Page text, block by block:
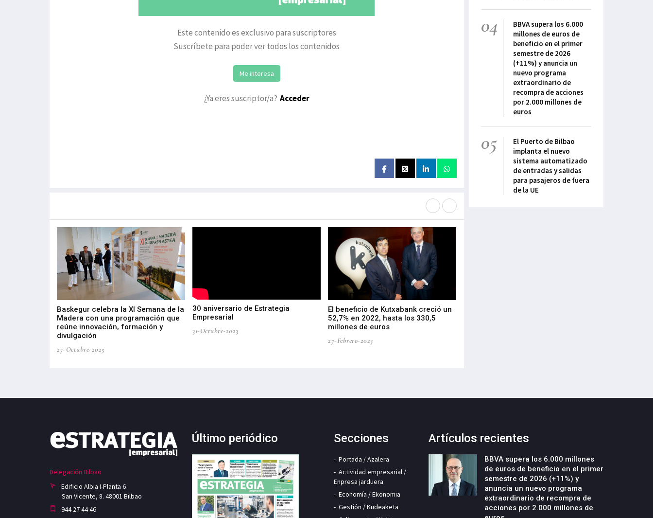
Este contenido es exclusivo para suscriptores
Suscríbete para poder ver todos los contenidos
Me interesa
¿Ya eres suscriptor/a? Acceder
Baskegur celebra la XI Semana de la
Madera con una programación que
reúne innovación, formación y
divulgación
27-Octubre-2025
30 aniversario de Estrategia
Empresarial
31-Octubre-2023
El beneficio de Kutxabank creció un
52,7% en 2022, hasta los 330,5
millones de euros
27-Febrero-2023
04
BBVA supera los 6.000
millones de euros de
beneficio en el primer
semestre de 2026
(+11%) y anuncia un
nuevo programa
extraordinario de
recompra de acciones
por 2.000 millones de
euros
05
El Puerto de Bilbao
implanta el nuevo
sistema automatizado
de entradas y salidas
para pasajeros de fuera
de la UE
Delegación Bilbao
Edificio Albia I-Planta 6
San Vicente, 8. 48001 Bilbao
944 27 44 46
Último periódico Secciones
Portada / Azalera
Actividad empresarial /
Enpresa jarduera
Economía / Ekonomia
Gestión / Kudeaketa
Artículos recientes
BBVA supera los 6.000 millones
de euros de beneficio en el primer
semestre de 2026 (+11%) y
anuncia un nuevo programa
extraordinario de recompra de
acciones por 2.000 millones de